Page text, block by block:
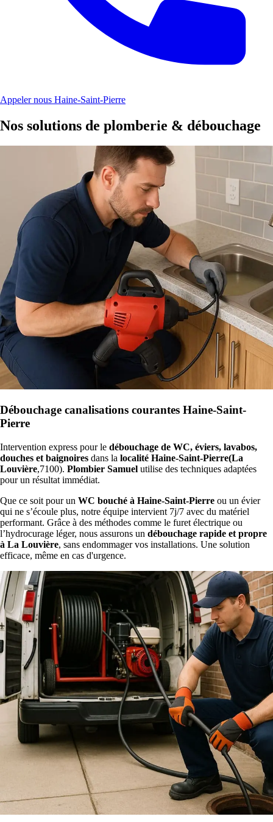
Appeler nous Haine-Saint-Pierre
Nos solutions de plomberie & débouchage
Débouchage canalisations courantes Haine-Saint-
Pierre
Intervention express pour le débouchage de WC, éviers, lavabos,
douches et baignoires dans la localité Haine-Saint-Pierre(La
Louvière,7100). Plombier Samuel utilise des techniques adaptées
pour un résultat immédiat.
Que ce soit pour un WC bouché à Haine-Saint-Pierre ou un évier
qui ne s’écoule plus, notre équipe intervient 7j/7 avec du matériel
performant. Grâce à des méthodes comme le furet électrique ou
l’hydrocurage léger, nous assurons un débouchage rapide et propre
à La Louvière, sans endommager vos installations. Une solution
efficace, même en cas d'urgence.